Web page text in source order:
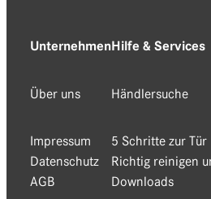
Unternehmen
Über uns
Impressum
Datenschutz
AGB
Hilfe & Services
Händlersuche
5 Schritte zur Tür
Richtig reinigen
Downloads